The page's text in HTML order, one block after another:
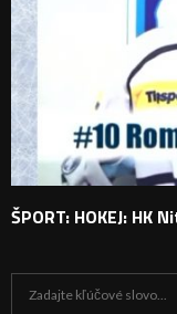
ŠPORT: HOKEJ: HK